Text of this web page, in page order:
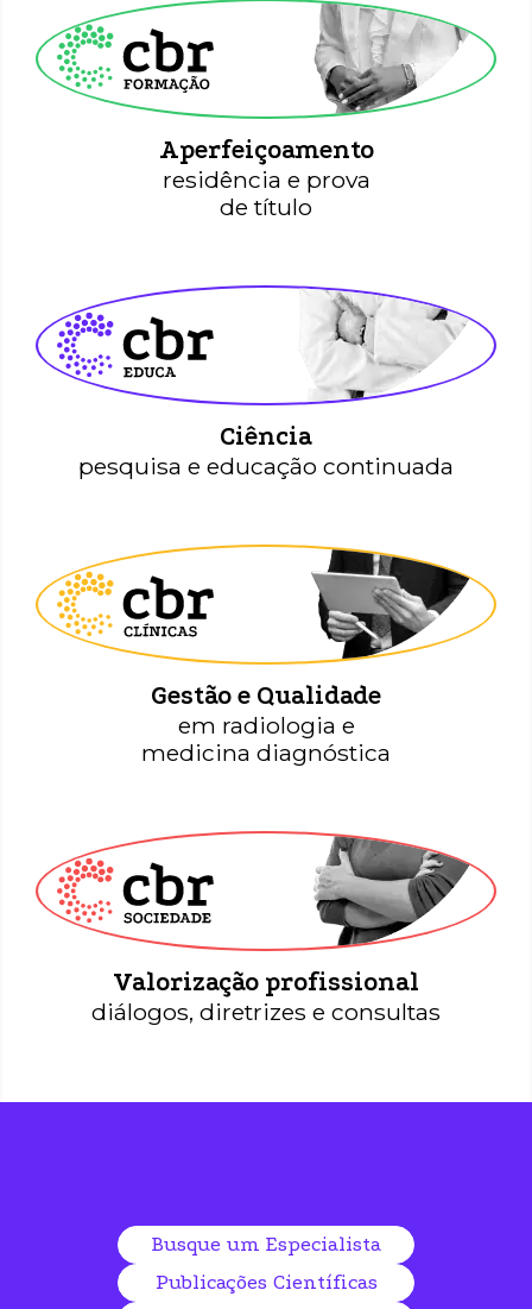
CBR Formação
Aperfeiçoamento
residência e prova
de título
CBR Educa
Ciência
pesquisa e educação continuada
CBR Clínicas
Gestão e Qualidade
em radiologia e
medicina diagnóstica
CBR Sociedade
Valorização profissional
diálogos, diretrizes e consultas
Busque um Especialista
Publicações Científicas